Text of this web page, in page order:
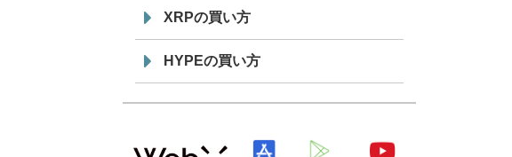
XRPの買い方
HYPEの買い方